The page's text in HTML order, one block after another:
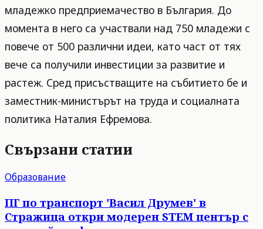
младежко предприемачество в България. До
момента в него са участвали над 750 младежи с
повече от 500 различни идеи, като част от тях
вече са получили инвестиции за развитие и
растеж. Сред присъстващите на събитието бе и
заместник-министърът на труда и социалната
политика Наталия Ефремова.
Свързани статии
Образование
ПГ по транспорт 'Васил Друмев' в
Стражица откри модерен STEM център с